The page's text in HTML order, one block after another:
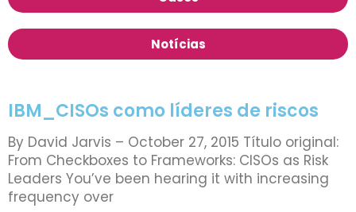
Notícias
IBM_CISOs como líderes de riscos
By David Jarvis – October 27, 2015 Título original:
From Checkboxes to Frameworks: CISOs as Risk
Leaders You’ve been hearing it with increasing
frequency over